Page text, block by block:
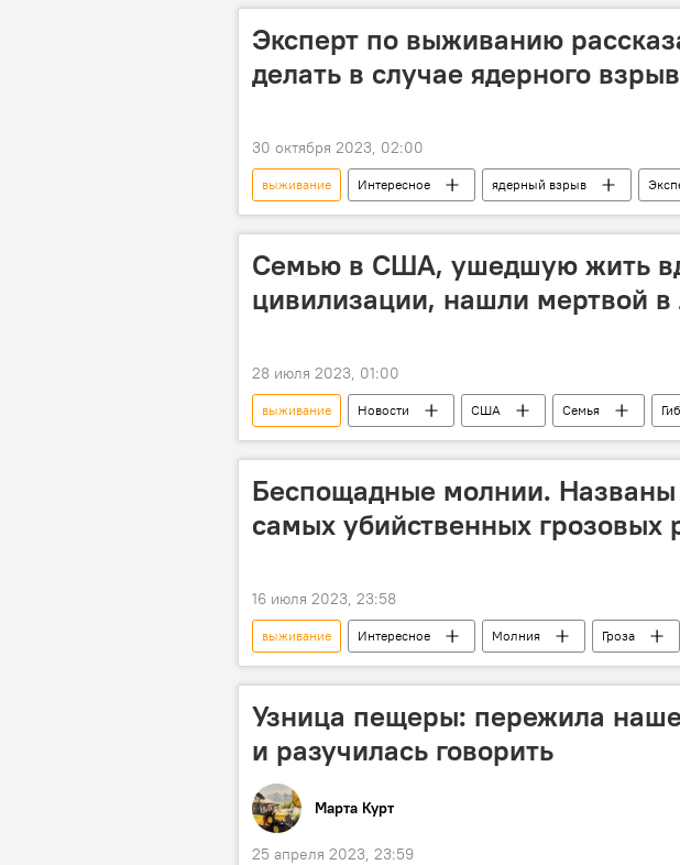
Эксперт по выживанию
делать в случае ядерного
30 октября 2023, 02:00
выживание Интересное ядерный взрыв
Убежище
Семью в США, ушедшую жить
цивилизации, нашли мертвой в
28 июля 2023, 01:00
выживание Новости США Семья
Беспощадные молнии.
самых убийственных грозовых
16 июля 2023, 23:58
выживание Интересное Молния Гроза
Россия
США
Узница пещеры: пережила
и разучилась говорить
Марта Курт
25 апреля 2023, 23:59